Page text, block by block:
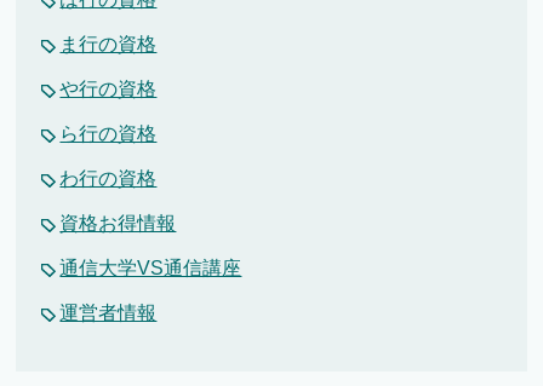
ま行の資格
や行の資格
ら行の資格
わ行の資格
資格お得情報
通信大学VS通信講座
運営者情報